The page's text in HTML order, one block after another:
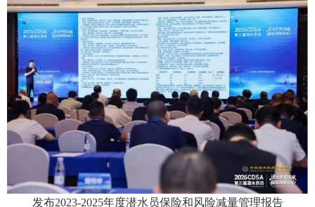
发布2023-2025年度潜水员保险和风险减量管理报告